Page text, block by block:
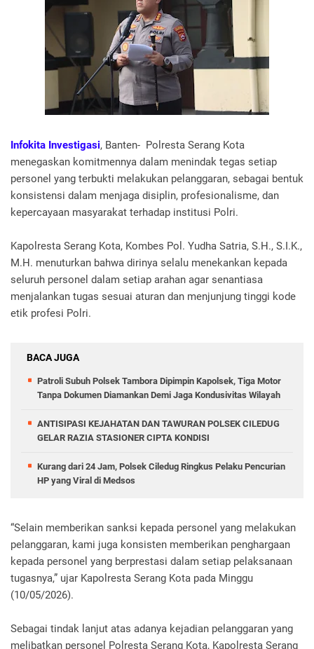
Infokita Investigasi, Banten- Polresta Serang Kota
menegaskan komitmennya dalam menindak tegas setiap
personel yang terbukti melakukan pelanggaran, sebagai bentuk
konsistensi dalam menjaga disiplin, profesionalisme, dan
kepercayaan masyarakat terhadap institusi Polri.
Kapolresta Serang Kota, Kombes Pol. Yudha Satria, S.H., S.I.K.,
M.H. menuturkan bahwa dirinya selalu menekankan kepada
seluruh personel dalam setiap arahan agar senantiasa
menjalankan tugas sesuai aturan dan menjunjung tinggi kode
etik profesi Polri.
BACA JUGA
Patroli Subuh Polsek Tambora Dipimpin Kapolsek, Tiga Motor
Tanpa Dokumen Diamankan Demi Jaga Kondusivitas Wilayah
ANTISIPASI KEJAHATAN DAN TAWURAN POLSEK CILEDUG
GELAR RAZIA STASIONER CIPTA KONDISI
Kurang dari 24 Jam, Polsek Ciledug Ringkus Pelaku Pencurian
HP yang Viral di Medsos
“Selain memberikan sanksi kepada personel yang melakukan
pelanggaran, kami juga konsisten memberikan penghargaan
kepada personel yang berprestasi dalam setiap pelaksanaan
tugasnya,” ujar Kapolresta Serang Kota pada Minggu
(10/05/2026).
Sebagai tindak lanjut atas adanya kejadian pelanggaran yang
melibatkan personel Polresta Serang Kota, Kapolresta Serang